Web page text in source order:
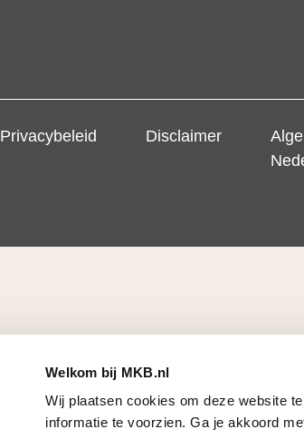
Welkom bij MKB.nl
Wij plaatsen cookies om deze website
informatie te voorzien. Ga je akkoord
Privacybeleid Disclaimer